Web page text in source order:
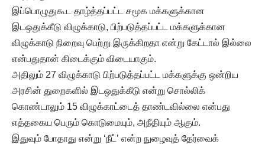
இப்பொழுதுகூட தாழ்த்தப்பட்ட சமூக மக்களுக்கான
இடஒதுக்கீடு விழுக்காடு, பிற்படுத்தப்பட்ட மக்களுக்கான
விழுக்காடு நிறைவு பெற்று இருக்கிறதா என்று கேட்டால் இல்லை
என்பதுதான் கிடைக்கும் விடையாகும்.
அதிலும் 27 விழுக்காடு பிற்படுத்தப்பட்ட மக்களுக்கு ஒன்றிய
அரசின் துறைகளில் இடஒதுக்கீடு என்று சொல்லிக்
கொண்டாலும் 15 விழுக்காட்டைத் தாண்டவில்லை என்பது
எத்தகைய பெரும் கொடுமையும், அநீதியும் ஆகும்.
இதுவும் போதாது என்று ‘நீட்’ என்ற நுழைவுத் தேர்வைக்